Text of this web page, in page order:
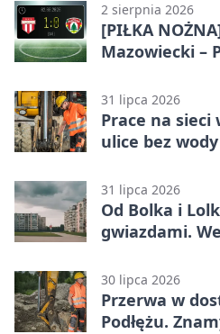
2 sierpnia 2026
[PIŁKA
Mazowiecki –
punktów w
31 lipca 2026
Prace na sieci
ulice bez wody
31 lipca 2026
Od Bolka i
gwiazdami.
30 lipca 2026
Przerwa w
Podłężu.